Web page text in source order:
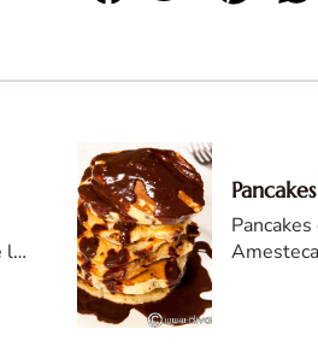
la